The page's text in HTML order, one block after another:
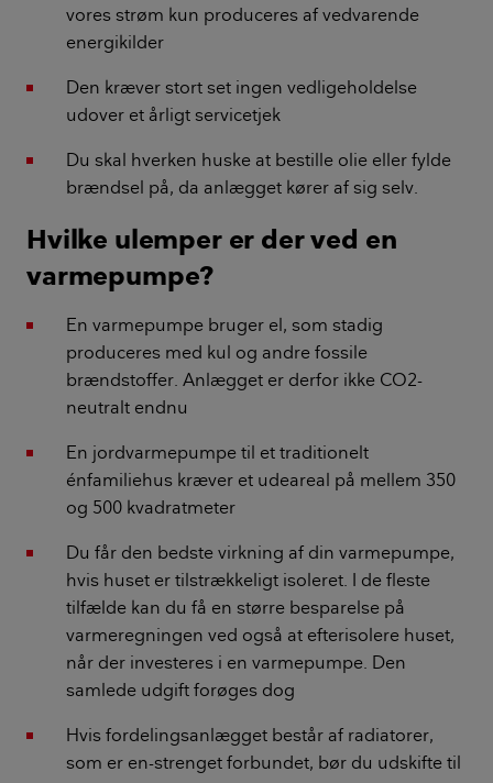
vores strøm kun produceres af vedvarende
energikilder
Den kræver stort set ingen vedligeholdelse
udover et årligt servicetjek
Du skal hverken huske at bestille olie eller fylde
brændsel på, da anlægget kører af sig selv.
Hvilke ulemper er der ved en
varmepumpe?
En varmepumpe bruger el, som stadig
produceres med kul og andre fossile
brændstoffer. Anlægget er derfor ikke CO2-
neutralt endnu
En jordvarmepumpe til et traditionelt
énfamiliehus kræver et udeareal på mellem 350
og 500 kvadratmeter
Du får den bedste virkning af din varmepumpe,
hvis huset er tilstrækkeligt isoleret. I de fleste
tilfælde kan du få en større besparelse på
varmeregningen ved også at efterisolere huset,
når der investeres i en varmepumpe. Den
samlede udgift forøges dog
Hvis fordelingsanlægget består af radiatorer,
som er en-strenget forbundet, bør du udskifte til